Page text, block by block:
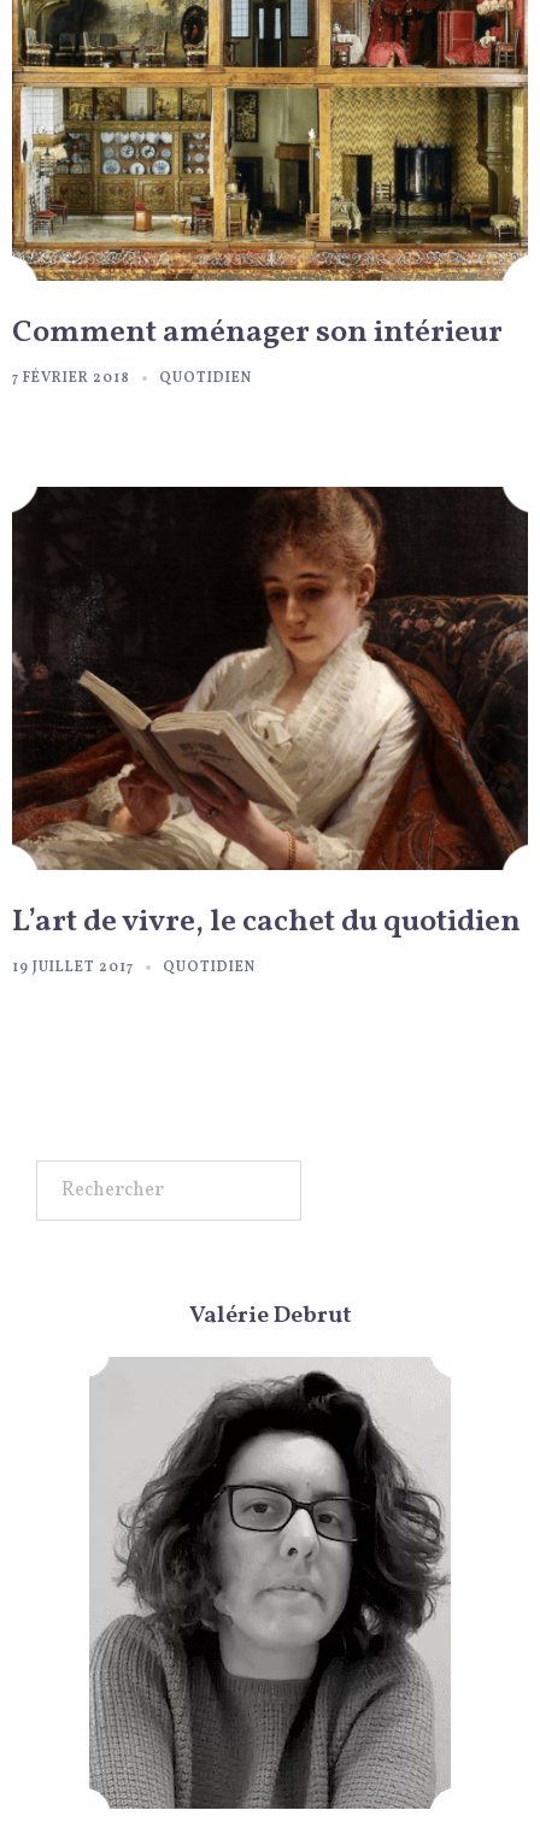
Comment aménager son intérieur
7 FÉVRIER 2018 QUOTIDIEN
L’art de vivre, le cachet du quotidien
19 JUILLET 2017 QUOTIDIEN
Rechercher
Valérie Debrut